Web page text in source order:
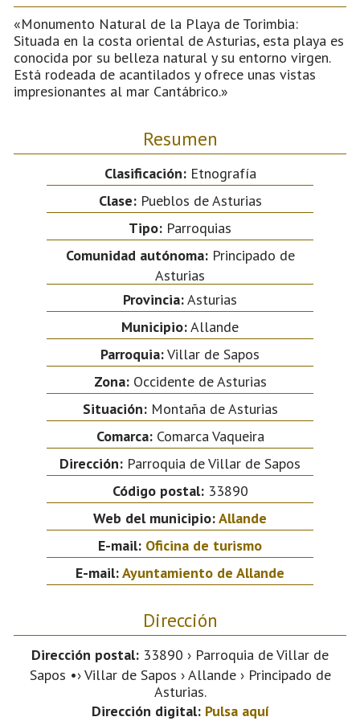
«Monumento Natural de la Playa de Torimbia:
Situada en la costa oriental de Asturias, esta playa es
conocida por su belleza natural y su entorno virgen.
Está rodeada de acantilados y ofrece unas vistas
impresionantes al mar Cantábrico.»
Resumen
Clasificación:Etnografía
Clase:Pueblos de Asturias
Tipo: Parroquias
Comunidad autónoma:Principado de
Asturias
Provincia:Asturias
Municipio:Allande
Parroquia:Villar de Sapos
Zona:Occidente de Asturias
Situación:Montaña de Asturias
Comarca:Comarca Vaqueira
Dirección: Parroquia de Villar de Sapos
Código postal:33890
Web del municipio:Allande
E-mail: Oficina de turismo
E-mail:Ayuntamiento de Allande
Dirección
Dirección postal: 33890 › Parroquia de Villar de
Sapos •› Villar de Sapos › Allande › Principado de
Asturias.
Dirección digital: Pulsa aquí